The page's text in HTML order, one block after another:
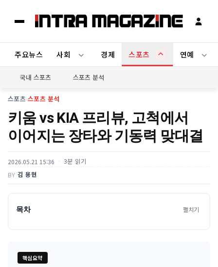
주요뉴스 사회 경제 스포츠 연예
국내 스포츠 스포츠 분석
스포츠›스포츠 분석
키움 vs KIA 프리뷰, 고척에서
이어지는 장타와 기동력 맞대결
2026.05.21 15:36 3분 읽기
BY 김 용현
목차 펼치기
핵심요약